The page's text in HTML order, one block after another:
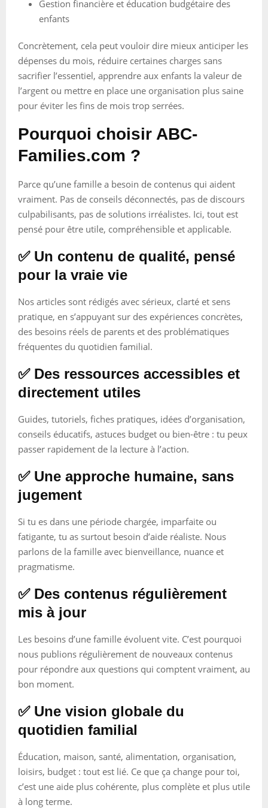
Gestion financière et éducation budgétaire des
enfants
Concrètement, cela peut vouloir dire mieux anticiper les
dépenses du mois, réduire certaines charges sans
sacrifier l’essentiel, apprendre aux enfants la valeur de
l’argent ou mettre en place une organisation plus saine
pour éviter les fins de mois trop serrées.
Pourquoi choisir ABC-
Families.com ?
Parce qu’une famille a besoin de contenus qui aident
vraiment. Pas de conseils déconnectés, pas de discours
culpabilisants, pas de solutions irréalistes. Ici, tout est
pensé pour être utile, compréhensible et applicable.
✅ Un contenu de qualité, pensé
pour la vraie vie
Nos articles sont rédigés avec sérieux, clarté et sens
pratique, en s’appuyant sur des expériences concrètes,
des besoins réels de parents et des problématiques
fréquentes du quotidien familial.
✅ Des ressources accessibles et
directement utiles
Guides, tutoriels, fiches pratiques, idées d’organisation,
conseils éducatifs, astuces budget ou bien-être : tu peux
passer rapidement de la lecture à l’action.
✅ Une approche humaine, sans
jugement
Si tu es dans une période chargée, imparfaite ou
fatigante, tu as surtout besoin d’aide réaliste. Nous
parlons de la famille avec bienveillance, nuance et
pragmatisme.
✅ Des contenus régulièrement
mis à jour
Les besoins d’une famille évoluent vite. C’est pourquoi
nous publions régulièrement de nouveaux contenus
pour répondre aux questions qui comptent vraiment, au
bon moment.
✅ Une vision globale du
quotidien familial
Éducation, maison, santé, alimentation, organisation,
loisirs, budget : tout est lié. Ce que ça change pour toi,
c’est une aide plus cohérente, plus complète et plus utile
à long terme.